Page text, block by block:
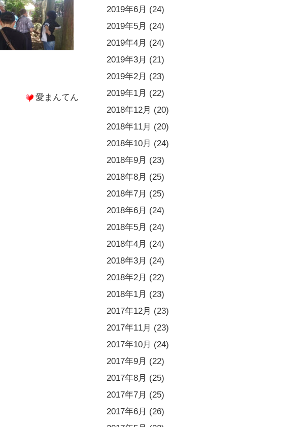
愛まんてん
2019年6月 (24)
2019年5月 (24)
2019年4月 (24)
2019年3月 (21)
2019年2月 (23)
2019年1月 (22)
2018年12月 (20)
2018年11月 (20)
2018年10月 (24)
2018年9月 (23)
2018年8月 (25)
2018年7月 (25)
2018年6月 (24)
2018年5月 (24)
2018年4月 (24)
2018年3月 (24)
2018年2月 (22)
2018年1月 (23)
2017年12月 (23)
2017年11月 (23)
2017年10月 (24)
2017年9月 (22)
2017年8月 (25)
2017年7月 (25)
2017年6月 (26)